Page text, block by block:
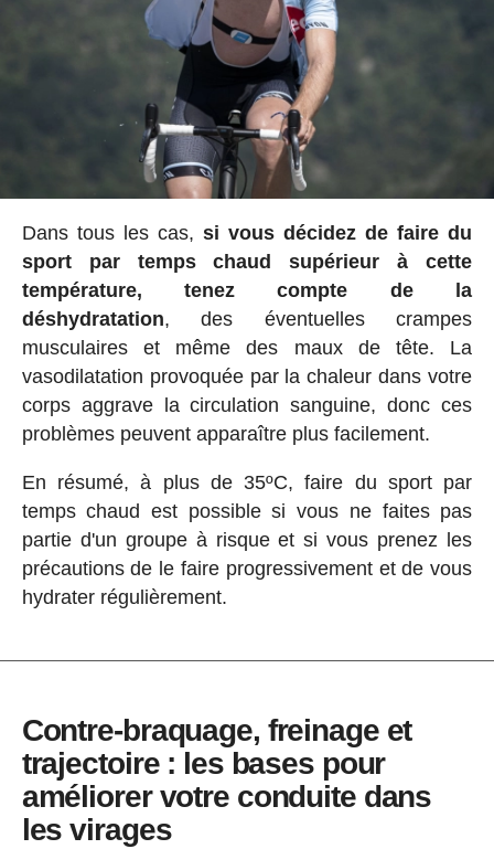
Dans tous les cas, si vous décidez de faire du
sport par temps chaud supérieur à cette
température, tenez compte de la
déshydratation, des éventuelles crampes
musculaires et même des maux de tête. La
vasodilatation provoquée par la chaleur dans votre
corps aggrave la circulation sanguine, donc ces
problèmes peuvent apparaître plus facilement.
En résumé, à plus de 35ºC, faire du sport par
temps chaud est possible si vous ne faites pas
partie d'un groupe à risque et si vous prenez les
précautions de le faire progressivement et de vous
hydrater régulièrement.
Contre-braquage, freinage et
trajectoire : les bases pour
améliorer votre conduite dans
les virages